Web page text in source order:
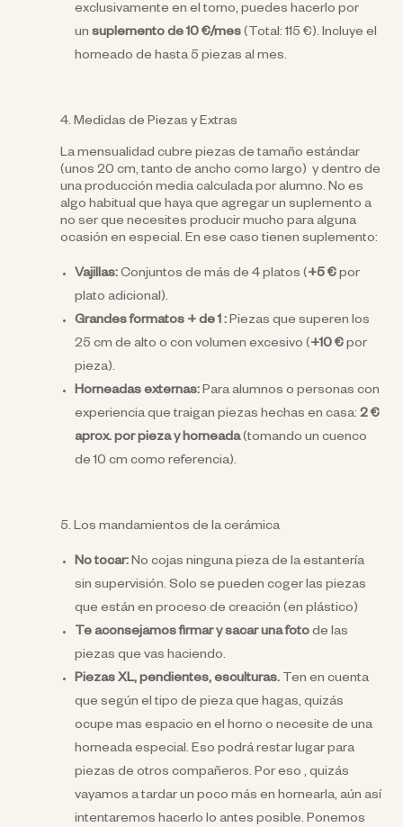
exclusivamente en el torno, puedes hacerlo por
un suplemento de 10 €/mes (Total: 115 €). Incluye el
horneado de hasta 5 piezas al mes.
4. Medidas de Piezas y Extras
La mensualidad cubre piezas de tamaño estándar
(unos 20 cm, tanto de ancho como largo) y dentro de
una producción media calculada por alumno. No es
algo habitual que haya que agregar un suplemento a
no ser que necesites producir mucho para alguna
ocasión en especial. En ese caso tienen suplemento:
Vajillas: Conjuntos de más de 4 platos (+5 € por
plato adicional).
Grandes formatos + de 1 : Piezas que superen los
25 cm de alto o con volumen excesivo (+10 € por
pieza).
Horneadas externas: Para alumnos o personas con
experiencia que traigan piezas hechas en casa: 2 €
aprox. por pieza y horneada (tomando un cuenco
de 10 cm como referencia).
5. Los mandamientos de la cerámica
No tocar: No cojas ninguna pieza de la estantería
sin supervisión. Solo se pueden coger las piezas
que están en proceso de creación (en plástico)
Te aconsejamos firmar y sacar una foto de las
piezas que vas haciendo.
Piezas XL, pendientes, esculturas. Ten en cuenta
que según el tipo de pieza que hagas, quizás
ocupe mas espacio en el horno o necesite de una
horneada especial. Eso podrá restar lugar para
piezas de otros compañeros. Por eso , quizás
vayamos a tardar un poco más en hornearla, aún así
intentaremos hacerlo lo antes posible. Ponemos